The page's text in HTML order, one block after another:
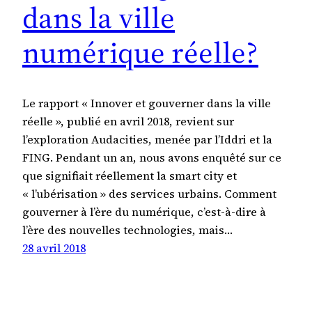
dans la ville
numérique réelle?
Le rapport « Innover et gouverner dans la ville
réelle », publié en avril 2018, revient sur
l’exploration Audacities, menée par l’Iddri et la
FING. Pendant un an, nous avons enquêté sur ce
que signifiait réellement la smart city et
« l’ubérisation » des services urbains. Comment
gouverner à l’ère du numérique, c’est-à-dire à
l’ère des nouvelles technologies, mais…
28 avril 2018